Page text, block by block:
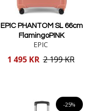
EPIC PHANTOM SL 66cm
FlamingoPINK
EPIC
Reducerat
1 495 KR 2 199 KR
-25%